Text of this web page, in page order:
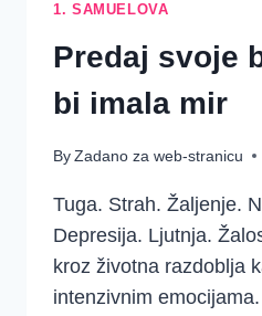
1. SAMUELOVA
Predaj svoje
bi imala mir
ByZadano za web-stranicu
Tuga. Strah. Žaljenje.
Depresija. Ljutnja.
kroz životna razdoblja
intenzivnim